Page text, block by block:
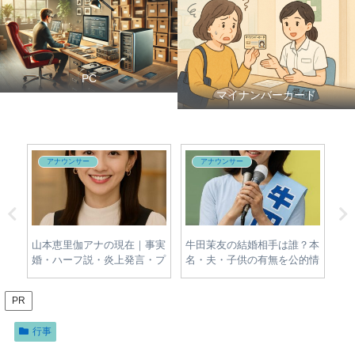
PC
マイナンバーカード
アナウンサー
山本恵里伽アナの現在｜事実
婚・ハーフ説・炎上発言・プ
ロフィールをわかりやすく整
理
アナウンサー
牛田茉友の結婚相手は誰？本
名・夫・子供の有無を公的情
報から調査
PR
行事